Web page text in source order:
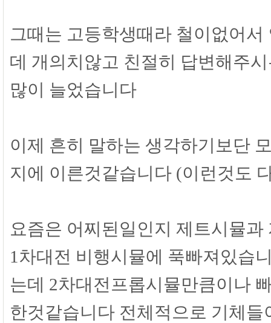
그때는 고등학생때라 철이없어
데 개의치않고 친절히 답변해주
많이 늘었습니다
이제 흔히 말하는 생각하기보단
지에 이른것같습니다 (이런것도
요즘은 어찌된일인지 제트시뮬
1차대전 비행시뮬에 푹빠져있습
는데 2차대전프롭시뮬만큼이나
한것같습니다 전체적으로 기체